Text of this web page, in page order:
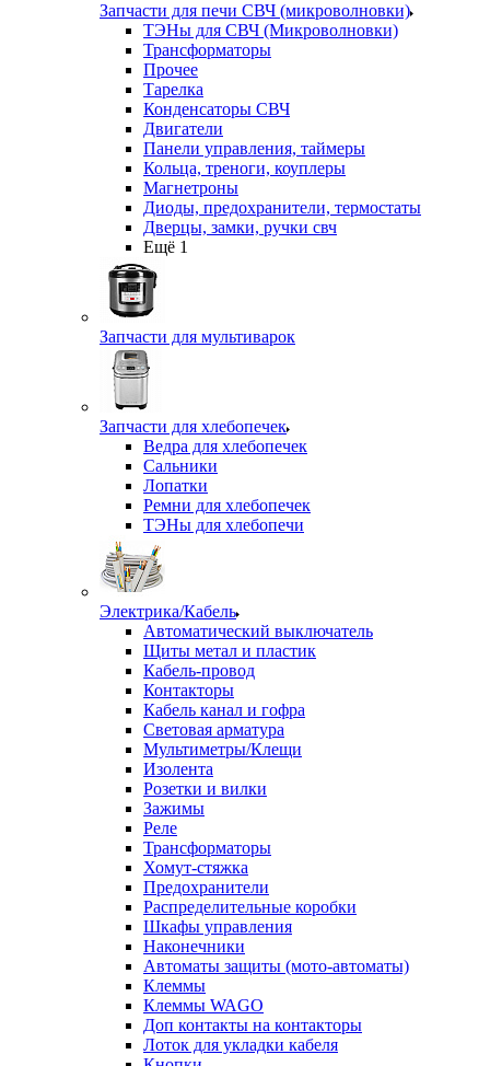
Запчасти для печи СВЧ (микроволновки)
ТЭНы для СВЧ (Микроволновки)
Трансформаторы
Прочее
Тарелка
Конденсаторы СВЧ
Двигатели
Панели управления, таймеры
Кольца, треноги, коуплеры
Магнетроны
Диоды, предохранители, термостаты
Дверцы, замки, ручки свч
Ещё 1
Запчасти для мультиварок
Запчасти для хлебопечек
Ведра для хлебопечек
Сальники
Лопатки
Ремни для хлебопечек
ТЭНы для хлебопечи
Электрика/Кабель
Автоматический выключатель
Щиты метал и пластик
Кабель-провод
Контакторы
Кабель канал и гофра
Световая арматура
Мультиметры/Клещи
Изолента
Розетки и вилки
Зажимы
Реле
Трансформаторы
Хомут-стяжка
Предохранители
Распределительные коробки
Шкафы управления
Наконечники
Автоматы защиты (мото-автоматы)
Клеммы
Клеммы WAGO
Доп контакты на контакторы
Лоток для укладки кабеля